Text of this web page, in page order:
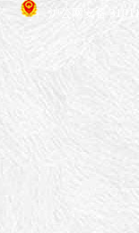
沪公网安备